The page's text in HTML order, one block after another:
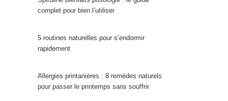
complet pour bien l’utiliser
5 routines naturelles pour s’endormir
rapidement
Allergies printanières : 8 remèdes naturels
pour passer le printemps sans souffrir